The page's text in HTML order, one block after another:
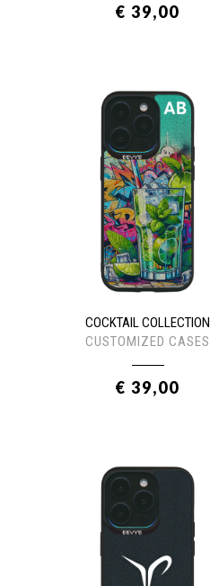
€ 39,00
COCKTAIL COLLECTION
CUSTOMIZED CASES
€ 39,00